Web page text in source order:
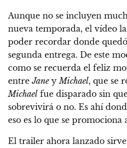
Aunque no se incluyen
nueva temporada, el vídeo
poder recordar donde
segunda entrega. De este
como se recuerda el feliz
entreJane y Michael, que se
Michael fue disparado sin
sobrevivirá o no. Es ahí
eso es lo que se promociona
El trailer ahora lanzado